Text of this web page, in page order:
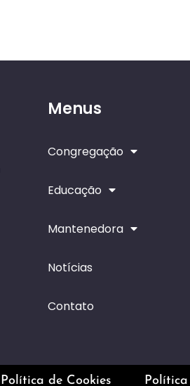
Menus
Congregação
Educação
Mantenedora
Notícias
Contato
Política de Cookies